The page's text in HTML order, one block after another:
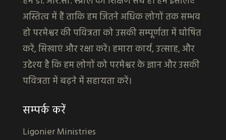
अस्तित्व में हैं ताकि हम जितने अधिक लोगों तक सम्भव
हो परमेश्वर की पवित्रता को उसकी सम्पूर्णता में घोषित
करें, सिखाएं और रक्षा करें। हमारा कार्य, उत्साह, और
उद्देश्य है कि हम लोगों को परमेश्वर के ज्ञान और उसकी
पवित्रता में बढ़ने में सहायता करें।
सम्पर्क करें
Ligonier Ministries